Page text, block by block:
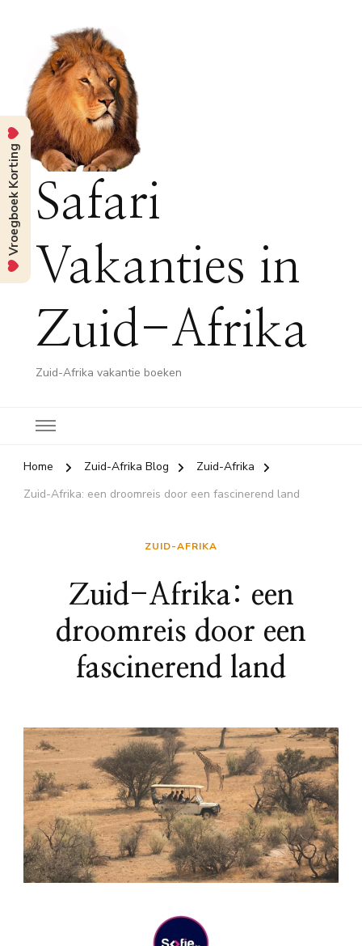
Safari
Vakanties in
Zuid-Afrika
Zuid-Afrika vakantie boeken
Home Zuid-Afrika Blog
Zuid-Afrika
Zuid-Afrika: een droomreis door een fascinerend land
ZUID-AFRIKA
Zuid-Afrika: een
droomreis door een
fascinerend land
Vroegboek Korting